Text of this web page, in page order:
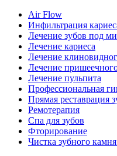
Air Flow
Инфильтрация
Лечение зубов под
Лечение кариеса
Лечение
Лечение
Лечение пульпита
Профессиональная
Прямая реставрация
Ремотерапия
Спа для зубов
Фторирование
Чистка зубного камня